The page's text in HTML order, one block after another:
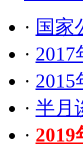
· 国家
·
·
· 半月
·